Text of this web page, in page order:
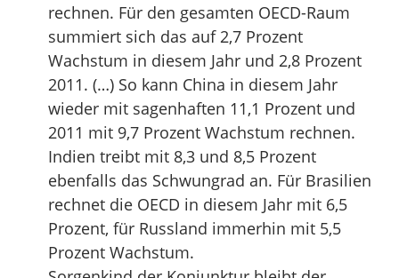
rechnen. Für den gesamten OECD-Raum
summiert sich das auf 2,7 Prozent
Wachstum in diesem Jahr und 2,8 Prozent
2011. (…) So kann China in diesem Jahr
wieder mit sagenhaften 11,1 Prozent und
2011 mit 9,7 Prozent Wachstum rechnen.
Indien treibt mit 8,3 und 8,5 Prozent
ebenfalls das Schwungrad an. Für Brasilien
rechnet die OECD in diesem Jahr mit 6,5
Prozent, für Russland immerhin mit 5,5
Prozent Wachstum.